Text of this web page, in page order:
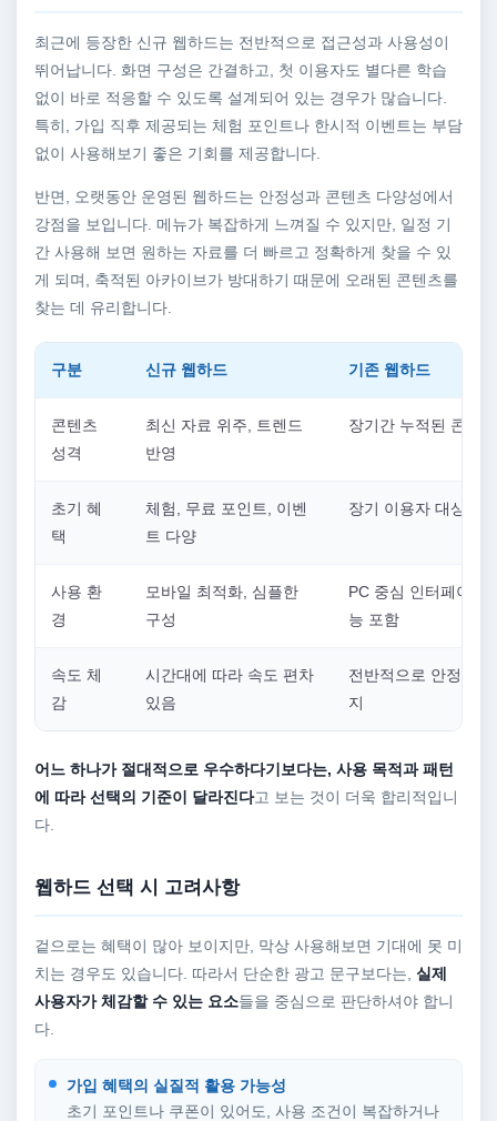
최근에 등장한 신규 웹하드는 전반적으로 접근성과 사용성이
뛰어납니다. 화면 구성은 간결하고, 첫 이용자도 별다른 학습
없이 바로 적응할 수 있도록 설계되어 있는 경우가 많습니다.
특히, 가입 직후 제공되는 체험 포인트나 한시적 이벤트는 부담
없이 사용해보기 좋은 기회를 제공합니다.
반면, 오랫동안 운영된 웹하드는 안정성과 콘텐츠 다양성에서
강점을 보입니다. 메뉴가 복잡하게 느껴질 수 있지만, 일정 기
간 사용해 보면 원하는 자료를 더 빠르고 정확하게 찾을 수 있
게 되며, 축적된 아카이브가 방대하기 때문에 오래된 콘텐츠를
찾는 데 유리합니다.
구분 신규 웹하드 기존 웹하드
콘텐츠
성격
최신 자료 위주, 트렌드
반영
장기간 누적된 콘텐
초기 혜
택
체험, 무료 포인트, 이벤
트 다양
장기 이용자 대상 혜
사용 환
경
모바일 최적화, 심플한
구성
PC 중심 인터페이스,
능 포함
속도 체
감
시간대에 따라 속도 편차
있음
전반적으로 안정적인
지
어느 하나가 절대적으로 우수하다기보다는, 사용 목적과 패턴
에 따라 선택의 기준이 달라진다고 보는 것이 더욱 합리적입니
다.
웹하드 선택 시 고려사항
겉으로는 혜택이 많아 보이지만, 막상 사용해보면 기대에 못 미
치는 경우도 있습니다. 따라서 단순한 광고 문구보다는, 실제
사용자가 체감할 수 있는 요소들을 중심으로 판단하셔야 합니
다.
가입 혜택의 실질적 활용 가능성
초기 포인트나 쿠폰이 있어도, 사용 조건이 복잡하거나